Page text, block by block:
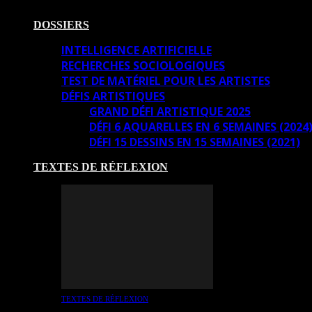
DOSSIERS
INTELLIGENCE ARTIFICIELLE
RECHERCHES SOCIOLOGIQUES
TEST DE MATÉRIEL POUR LES ARTISTES
DÉFIS ARTISTIQUES
GRAND DÉFI ARTISTIQUE 2025
DÉFI 6 AQUARELLES EN 6 SEMAINES (2024)
DÉFI 15 DESSINS EN 15 SEMAINES (2021)
TEXTES DE RÉFLEXION
TEXTES DE RÉFLEXION